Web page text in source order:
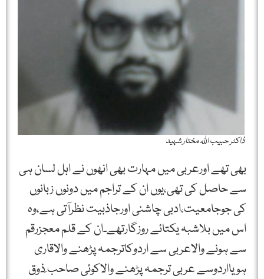
ڈاکٹر حبیب اللہ مختار شہید
بھی تھے اورعربی میں مہارت بھی انھوں نے اہل لسان ہی
سے حاصل کی تھی،یوں ان کے تراجم میں دونوں زبانوں
کی جوجامعیت،ادبی چاشنی اورجاذبیت نظرآتی ہے،وہ
اس میں بلاشبہ یکتائے روزگارتھے۔ان کے قلم معجزرقم
سے ہونے والاعربی سے اردوکاترجمہ پڑھنے والاقاری
ہویااردوسے عربی ترجمہ پڑھنے والاکوئی صاحب ِذوق